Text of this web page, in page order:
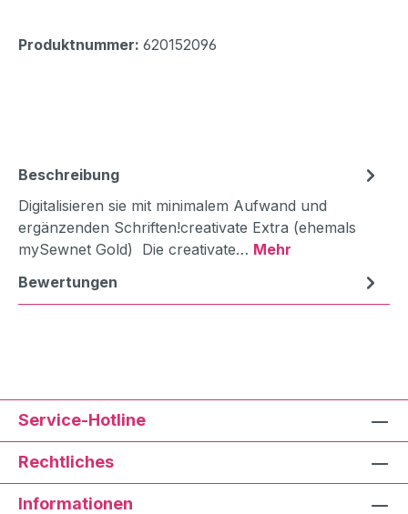
Produktnummer: 620152096
Beschreibung
Digitalisieren sie mit minimalem Aufwand und
ergänzenden Schriften!creativate Extra (ehemals
mySewnet Gold) Die creativate… Mehr
Bewertungen
Service-Hotline
Rechtliches
Informationen